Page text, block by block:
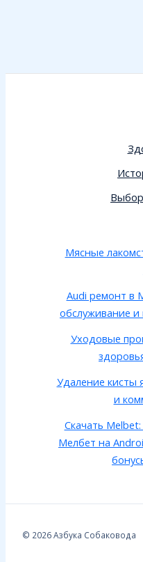
Мясные
Audi ремонт в
обслуживание и
Уходовые
Удаление кисты
и
Скачать
Мелбет на
© 2026 Азбука Собаковода